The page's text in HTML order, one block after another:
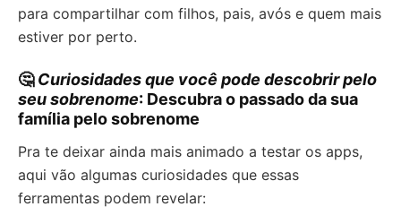
para compartilhar com filhos, pais, avós e quem mais
estiver por perto.
🤔Curiosidades que você pode descobrir pelo
seu sobrenome: Descubra o passado da sua
família pelo sobrenome
Pra te deixar ainda mais animado a testar os apps,
aqui vão algumas curiosidades que essas
ferramentas podem revelar: